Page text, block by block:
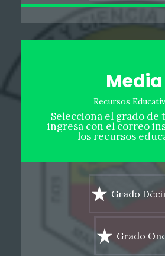
Media
Recursos
Selecciona el grado de
ingresa con el correo
los recursos
Grado
Grado